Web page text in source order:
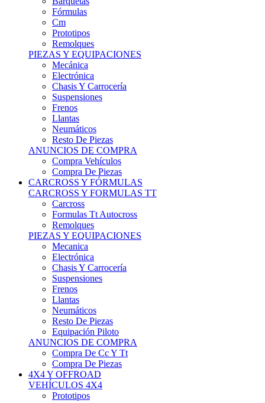
Compra De Piezas
CARCROSS Y FÓRMULAS
CARCROSS Y FORMULAS TT
Carcross
Formulas Tt Autocross
Remolques
PIEZAS Y EQUIPACIONES
Mecanica
Electrónica
Chasis Y Carrocería
Suspensiones
Frenos
Llantas
Neumáticos
Resto De Piezas
Equipación Piloto
ANUNCIOS DE COMPRA
Compra De Cc Y Tt
Compra De Piezas
4X4 Y OFFROAD
VEHÍCULOS 4X4
Prototipos
Venta De Side By Side
Quads Y Buggys
4x4 De Calle
PIEZAS PARA 4X4
Mecánica
Carrocería
Suspensiones
Llantas
Neumáticos
ANUNCIOS DE COMPRA
Compra De 4x4
Compra De Piezas
MOTOS
MOTOS
Motos De Circuito